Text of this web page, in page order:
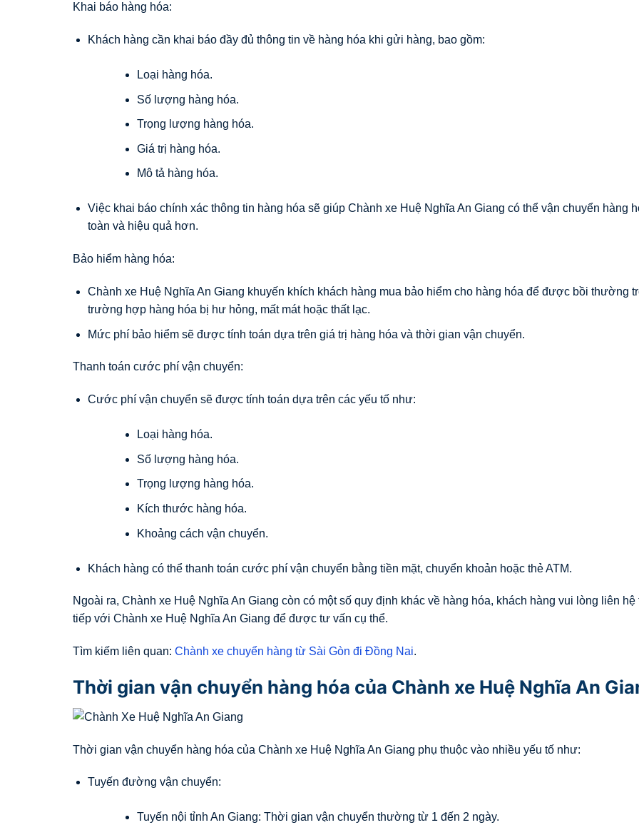
Khai báo hàng hóa:
Khách hàng cần khai báo đầy đủ thông tin về hàng hóa khi gửi hàng, bao gồm:
Loại hàng hóa.
Số lượng hàng hóa.
Trọng lượng hàng hóa.
Giá trị hàng hóa.
Mô tả hàng hóa.
Việc khai báo chính xác thông tin hàng hóa sẽ giúp Chành xe Huệ Nghĩa An Giang có thể vận chuyển hàng
toàn và hiệu quả hơn.
Bảo hiểm hàng hóa:
Chành xe Huệ Nghĩa An Giang khuyến khích khách hàng mua bảo hiểm cho hàng hóa để được bồi thường
trường hợp hàng hóa bị hư hỏng, mất mát hoặc thất lạc.
Mức phí bảo hiểm sẽ được tính toán dựa trên giá trị hàng hóa và thời gian vận chuyển.
Thanh toán cước phí vận chuyển:
Cước phí vận chuyển sẽ được tính toán dựa trên các yếu tố như:
Loại hàng hóa.
Số lượng hàng hóa.
Trọng lượng hàng hóa.
Kích thước hàng hóa.
Khoảng cách vận chuyển.
Khách hàng có thể thanh toán cước phí vận chuyển bằng tiền mặt, chuyển khoản hoặc thẻ ATM.
Ngoài ra, Chành xe Huệ Nghĩa An Giang còn có một số quy định khác về hàng hóa, khách hàng vui lòng liên hệ
tiếp với Chành xe Huệ Nghĩa An Giang để được tư vấn cụ thể.
Tìm kiếm liên quan: Chành xe chuyển hàng từ Sài Gòn đi Đồng Nai.
Thời gian vận chuyển hàng hóa của Chành xe Huệ Nghĩa An
Thời gian vận chuyển hàng hóa của Chành xe Huệ Nghĩa An Giang phụ thuộc vào nhiều yếu tố như:
Tuyến đường vận chuyển:
Tuyến nội tỉnh An Giang: Thời gian vận chuyển thường từ 1 đến 2 ngày.